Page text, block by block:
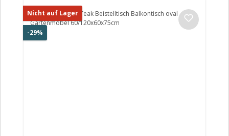
Nicht auf Lager
-29%